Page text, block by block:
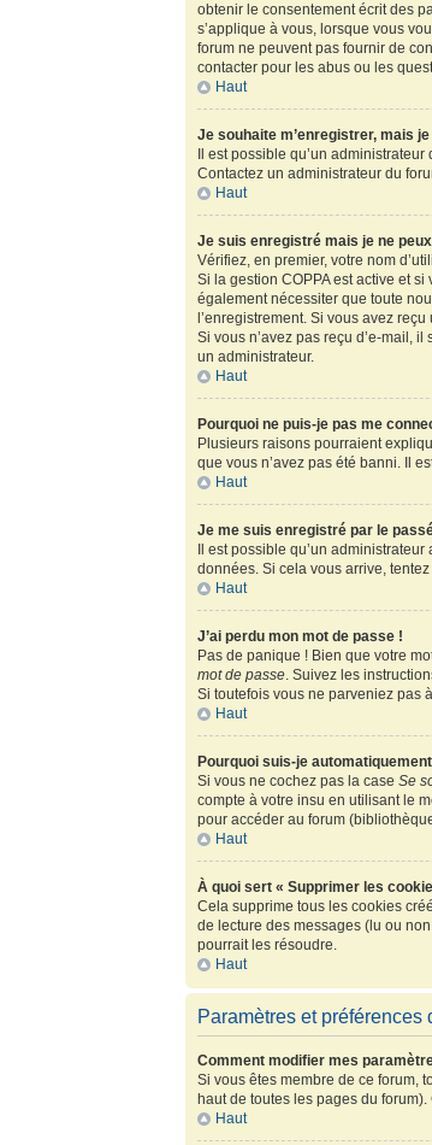
obtenir le consentement écrit des
s’applique à vous, lorsque vous
forum ne peuvent pas fournir de
contacter pour les abus ou les
Haut
Je souhaite m’enregistrer, mais
Il est possible qu’un
Contactez un administrateur du
Haut
Je suis enregistré mais je ne
Vérifiez, en premier, votre nom
Si la gestion COPPA est active et
également nécessiter que toute
l’enregistrement. Si vous avez
Si vous n’avez pas reçu d’e-mail,
un administrateur.
Haut
Pourquoi ne puis-je pas me
Plusieurs raisons pourraient
que vous n’avez pas été banni. Il
Haut
Je me suis enregistré par le
Il est possible qu’un
données. Si cela vous arrive,
Haut
J’ai perdu mon mot de passe !
Pas de panique ! Bien que votre
mot de passe. Suivez les
Si toutefois vous ne parveniez pas
Haut
Pourquoi suis-je
Si vous ne cochez pas la caseSe
compte à votre insu en utilisant le
pour accéder au forum
Haut
À quoi sert « Supprimer les
Cela supprime tous les cookies
de lecture des messages (lu ou
pourrait les résoudre.
Haut
Paramètres et préférences
Comment modifier mes
Si vous êtes membre de ce forum,
haut de toutes les pages du
Haut